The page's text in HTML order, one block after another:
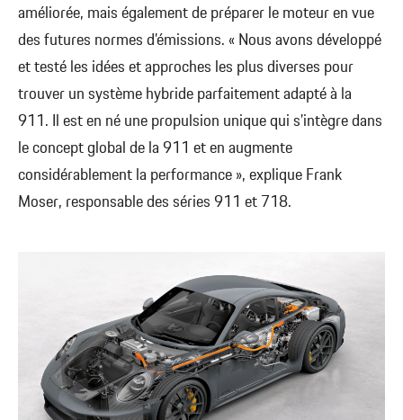
améliorée, mais également de préparer le moteur en vue
des futures normes d’émissions. « Nous avons développé
et testé les idées et approches les plus diverses pour
trouver un système hybride parfaitement adapté à la
911. Il est en né une propulsion unique qui s’intègre dans
le concept global de la 911 et en augmente
considérablement la performance », explique Frank
Moser, responsable des séries 911 et 718.